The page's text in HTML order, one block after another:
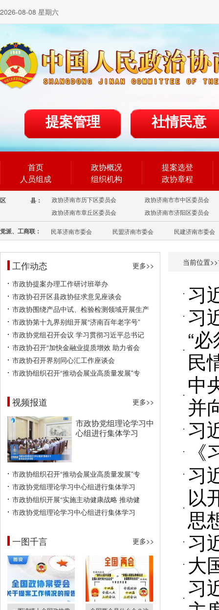
2026-08-08 星期六
提案管理 社情民意
首页
人员组成
政协概况
组织机构
提案选登
政协章程
区 县： 政协济南市历下区委员会
政协济南市市中区委员会
政协济南市章丘区委员会
政协济南市济阳区委员会
党派、工商联： 民革济南市委会 民盟济南市委会 民建济南市委会
工作动态
更多>>
市政协提案办理工作研讨班举办
市政协召开区县政协征求意见座谈会
市政协围绕产品中试、检验检测领域开展生产
市政协第十九界别组开展“济南百年老字号”
市政协党组召开会议 学习贯彻习近平总书记
市政协召开“加快金融业提质增效 助力省会
市政协召开界别同心汇工作座谈会
市政协组织召开“推动会展业高质量发展”专
视频报道 更多>>
市政协党组理论学习中
心组进行集体学习
市政协组织召开“推动会展业高质量发展”专
市政协党组理论学习中心组进行集体学习
市政协组织开展“实施主动健康战略 推动健
市政协党组理论学习中心组进行集体学习
一图千言 更多>>
当前位置>>
习
习
“
民
中
并
习
习
以
思
习
大
习